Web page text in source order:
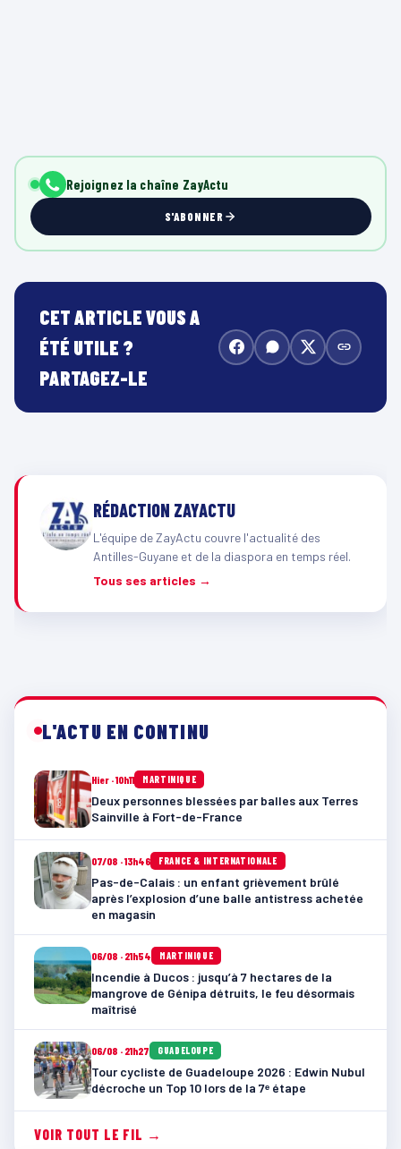
Rejoignez la chaîne ZayActu
S'ABONNER
CET ARTICLE VOUS A
ÉTÉ UTILE ?
PARTAGEZ-LE
RÉDACTION ZAYACTU
L'équipe de ZayActu couvre l'actualité des
Antilles-Guyane et de la diaspora en temps réel.
Tous ses articles →
L'ACTU EN CONTINU
Hier · 10h11 MARTINIQUE
Deux personnes blessées par balles aux Terres
Sainville à Fort-de-France
07/08 · 13h46 FRANCE & INTERNATIONALE
Pas-de-Calais : un enfant grièvement brûlé
après l’explosion d’une balle antistress achetée
en magasin
06/08 · 21h54 MARTINIQUE
Incendie à Ducos : jusqu’à 7 hectares de la
mangrove de Génipa détruits, le feu désormais
maîtrisé
06/08 · 21h27 GUADELOUPE
Tour cycliste de Guadeloupe 2026 : Edwin Nubul
décroche un Top 10 lors de la 7ᵉ étape
VOIR TOUT LE FIL →